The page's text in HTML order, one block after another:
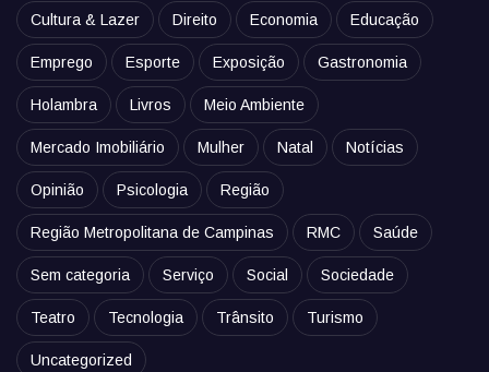
Cultura & Lazer Direito Economia Educação
Emprego Esporte Exposição Gastronomia
Holambra Livros Meio Ambiente
Mercado Imobiliário Mulher Natal Notícias
Opinião Psicologia Região
Região Metropolitana de Campinas RMC Saúde
Sem categoria Serviço Social Sociedade
Teatro Tecnologia Trânsito Turismo
Uncategorized